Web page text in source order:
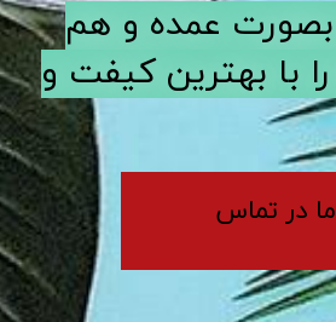
بصورت عمده و هم
با بهترین کیفت و
در تماس